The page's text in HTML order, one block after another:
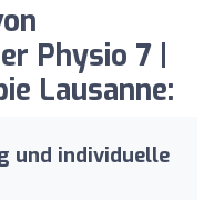
Physio 7 |
Lausanne:
und individuelle